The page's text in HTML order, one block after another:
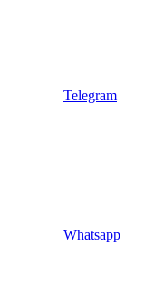
Telegram
Whatsapp